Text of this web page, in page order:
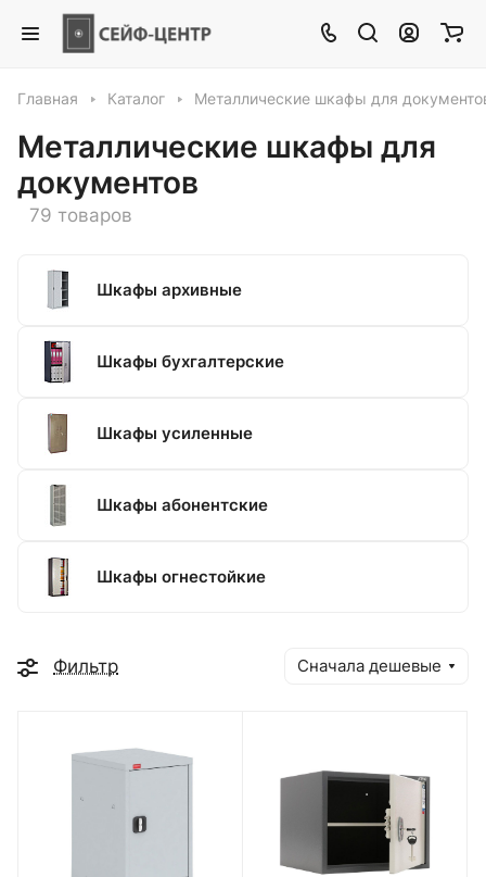
Главная Каталог Металлические шкафы для
Металлические шкафы для
документов
79 товаров
Шкафы архивные
Шкафы бухгалтерские
Шкафы усиленные
Шкафы абонентские
Шкафы огнестойкие
Фильтр Сначала дешевые